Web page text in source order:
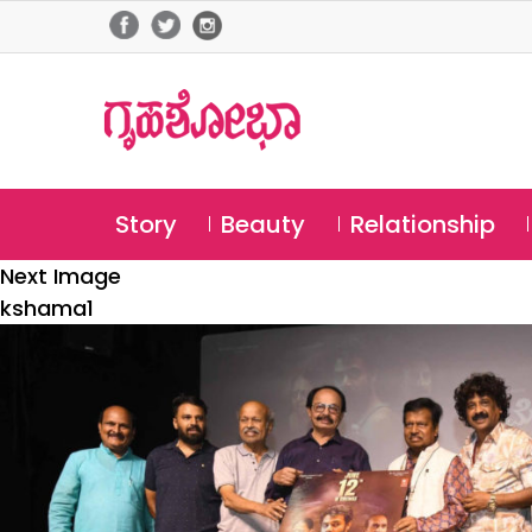
Story Beauty Relationship
Next Image
kshama1